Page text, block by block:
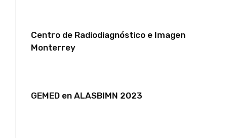
Centro de Radiodiagnóstico e Imagen
Monterrey
GEMED en ALASBIMN 2023